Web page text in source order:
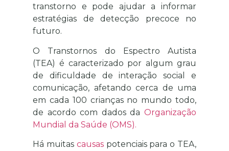
transtorno e pode ajudar a informar
estratégias de detecção precoce no
futuro.
O Transtornos do Espectro Autista
(TEA) é caracterizado por algum grau
de dificuldade de interação social e
comunicação, afetando cerca de uma
em cada 100 crianças no mundo todo,
de acordo com dados da Organização
Mundial da Saúde (OMS).
Há muitas causaspotenciais para o TEA,